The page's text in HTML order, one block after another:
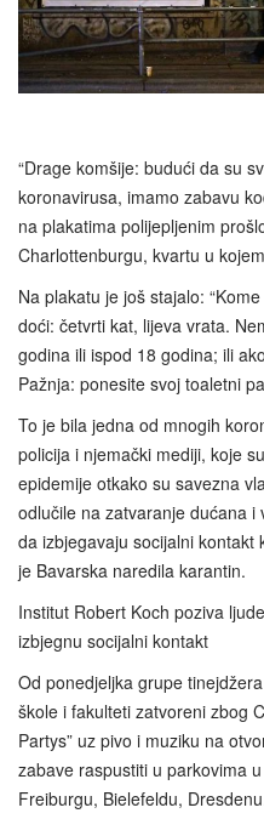
“Drage komšije: budući da su
koronavirusa, imamo zabavu
na plakatima polijepljenim
Charlottenburgu, kvartu u
Na plakatu je još stajalo:
doći: četvrti kat, lijeva vrata.
godina ili ispod 18 godina; ili
Pažnja: ponesite svoj toaletni
To je bila jedna od mnogih
policija i njemački mediji, koje
epidemije otkako su savezna
odlučile na zatvaranje dućana
da izbjegavaju socijalni kontakt
je Bavarska naredila karantin.
Institut Robert Koch poziva
izbjegnu socijalni kontakt
Od ponedjeljka grupe
škole i fakulteti zatvoreni zbog
Partys” uz pivo i muziku na
zabave raspustiti u parkovima
Freiburgu, Bielefeldu,